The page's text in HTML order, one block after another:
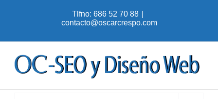
Tlfno: 686 52 70 88
contacto@oscarcrespo.com